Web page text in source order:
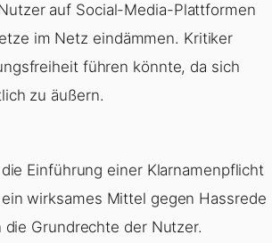
auf Social-Media-Plattformen
im Netz eindämmen. Kritiker
führen könnte, da sich
zu äußern.
Einführung einer Klarnamenpflicht
wirksames Mittel gegen Hassrede
Grundrechte der Nutzer.